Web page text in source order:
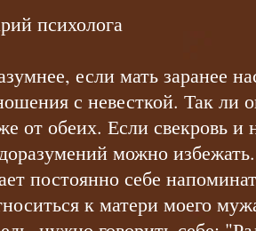
психолога
если мать заранее
с невесткой. Так ли
от обеих. Если свекровь и
можно
постоянно себе
к матери моего